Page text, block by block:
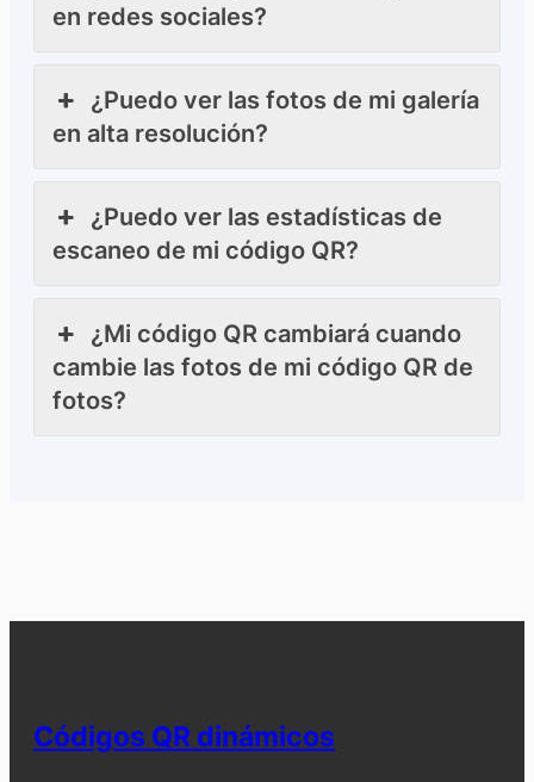
en redes sociales?
¿Puedo ver las fotos de mi galería
en alta resolución?
¿Puedo ver las estadísticas de
escaneo de mi código QR?
¿Mi código QR cambiará cuando
cambie las fotos de mi código QR de
fotos?
Códigos QR dinámicos